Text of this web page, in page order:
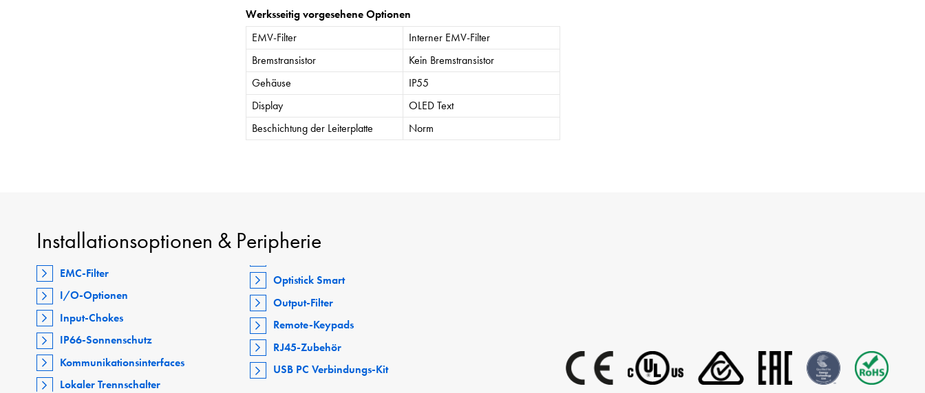
Werksseitig vorgesehene Optionen
EMV-Filter
Interner EMV-Filter
Bremstransistor
Kein Bremstransistor
Gehäuse
IP55
Display
OLED Text
Beschichtung der Leiterplatte
Norm
Installationsoptionen & Peripherie
EMC-Filter
I/O-Optionen
Input-Chokes
IP66-Sonnenschutz
Kommunikationsinterfaces
Lokaler Trennschalter
Optistick Smart
Output-Filter
Remote-Keypads
RJ45-Zubehör
USB PC Verbindungs-Kit